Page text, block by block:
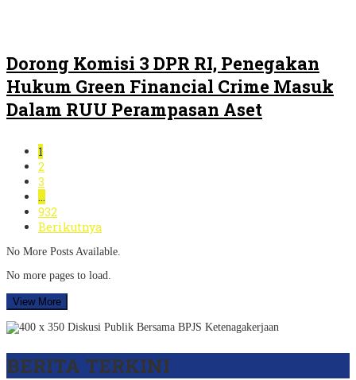
Dorong Komisi 3 DPR RI, Penegakan
Hukum Green Financial Crime Masuk
Dalam RUU Perampasan Aset
1
2
3
…
932
Berikutnya
No More Posts Available.
No more pages to load.
View More
BERITA TERKINI